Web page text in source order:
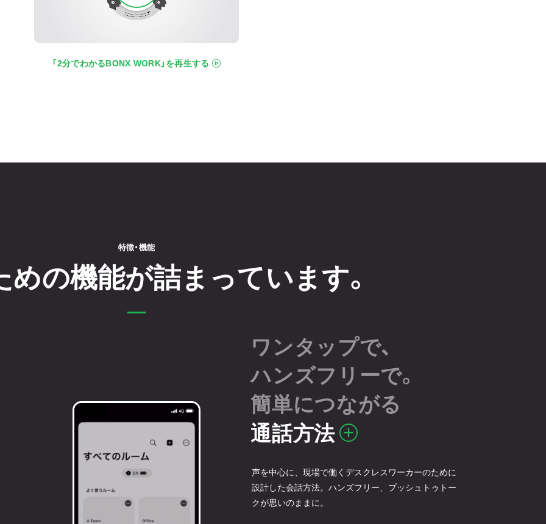
「2分でわかるBONX WORK」を再生する
特徴・機能
めの機能が詰まっています。
ワンタップで、
ハンズフリーで。
簡単につながる
通話方法
声を中心に、現場で働くデスクレスワーカーのために
設計した会話方法。ハンズフリー、プッシュトゥトー
クが思いのままに。